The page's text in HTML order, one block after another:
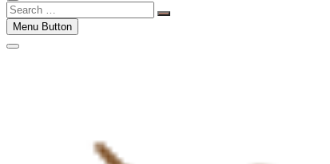
Search
…Menu Button